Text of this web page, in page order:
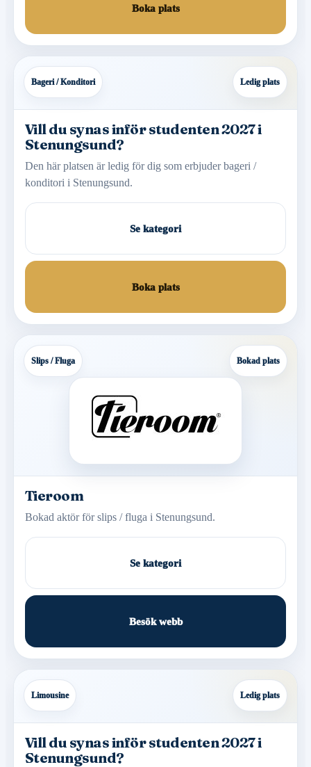
Boka plats
Bageri / Konditori Ledig plats
Vill du synas inför studenten 2027 i
Stenungsund?
Den här platsen är ledig för dig som erbjuder bageri /
konditori i Stenungsund.
Se kategori
Boka plats
Slips / Fluga Bokad plats
Tieroom
Bokad aktör för slips / fluga i Stenungsund.
Se kategori
Besök webb
Limousine Ledig plats
Vill du synas inför studenten 2027 i
Stenungsund?